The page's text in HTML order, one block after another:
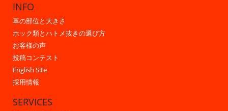
INFO
革の部位と大きさ
ホック類とハトメ抜きの選び方
お客様の声
投稿コンテスト
English Site
採用情報
SERVICES